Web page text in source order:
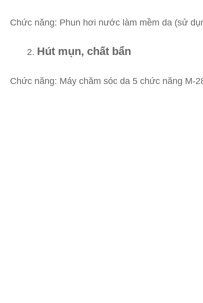
Chức năng: Phun hơi nước làm mềm da (sử
Hút mụn, chất bẩn
Chức năng: Máy chăm sóc da 5 chức năng M-